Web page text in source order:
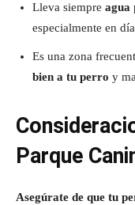
Lleva siempre agua
especialmente en
Es una zona
bien a tu perro y
Parque
Asegúrate de que tu